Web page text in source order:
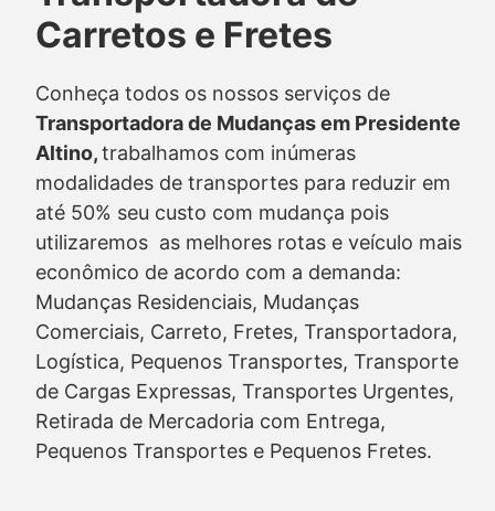
Carretos e Fretes
Conheça todos os nossos serviços de
Transportadora de Mudanças em Presidente
Altino,trabalhamos com inúmeras
modalidades de transportes para reduzir em
até 50% seu custo com mudança pois
utilizaremos as melhores rotas e veículo mais
econômico de acordo com a demanda:
Mudanças Residenciais, Mudanças
Comerciais, Carreto, Fretes, Transportadora,
Logística, Pequenos Transportes, Transporte
de Cargas Expressas, Transportes Urgentes,
Retirada de Mercadoria com Entrega,
Pequenos Transportes e Pequenos Fretes.